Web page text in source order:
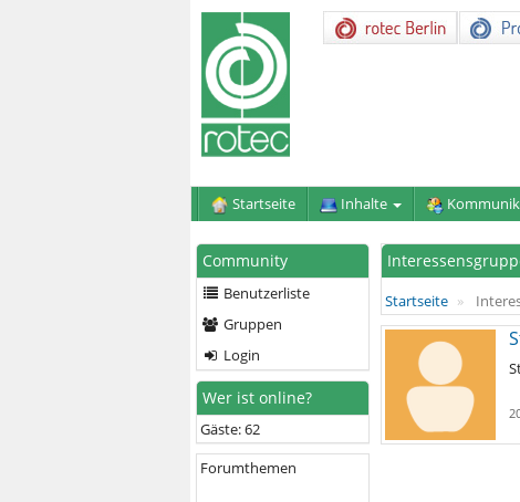
Startseite Inhalte
Community
Benutzerliste
Gruppen
Login
Wer ist online?
Gäste: 62
Forumthemen
Startseite